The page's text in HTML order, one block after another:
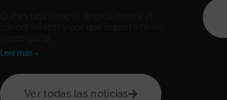
Leer más »
Ver todas las notícias